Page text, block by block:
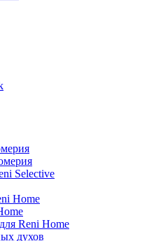
Selective
Home
Reni Home
духов